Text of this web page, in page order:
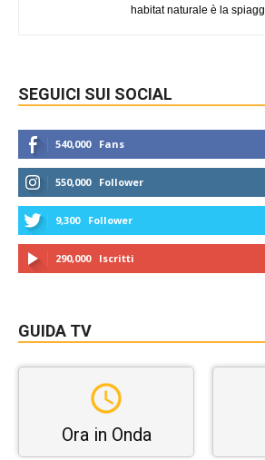
habitat naturale è la
SEGUICI SUI SOCIAL
540,000 Fans
550,000 Follower
9,300 Follower
290,000 Iscritti
GUIDA TV
Ora in Onda